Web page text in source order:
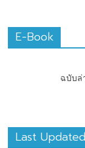
E-Book
ฉบับล่
Last Updated